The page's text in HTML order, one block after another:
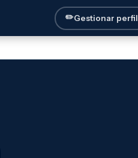
✏️Gestionar perfil